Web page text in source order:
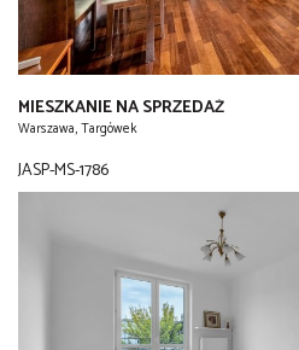
MIESZKANIE NA SPRZEDAŻ
Warszawa, Targówek
JASP-MS-1786